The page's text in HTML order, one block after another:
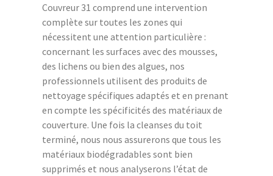
Couvreur 31 comprend une intervention
complète sur toutes les zones qui
nécessitent une attention particulière :
concernant les surfaces avec des mousses,
des lichens ou bien des algues, nos
professionnels utilisent des produits de
nettoyage spécifiques adaptés et en prenant
en compte les spécificités des matériaux de
couverture. Une fois la cleanses du toit
terminé, nous nous assurerons que tous les
matériaux biodégradables sont bien
supprimés et nous analyserons l’état de